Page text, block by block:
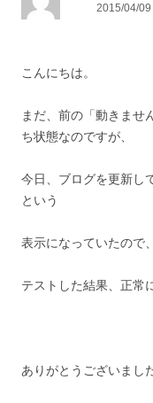
2015/04/
こんにちは。
まだ、前の「動きませ
ち状態なのですが、
今日、ブログを更新し
という
表示になっていたので
テストした結果、正常
ありがとうございまし